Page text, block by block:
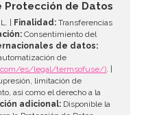
Protección de Datos
| Finalidad: Transferencias
Consentimiento del
de datos:
de
es/legal/termsofuse/). |
limitación de
así como el derecho a la
adicional: Disponible la